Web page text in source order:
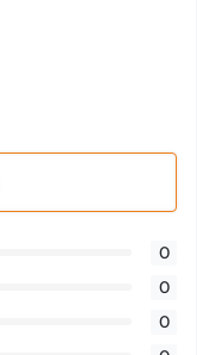
0
0
0